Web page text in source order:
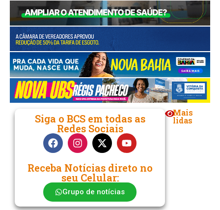
Siga o BCS em todas as
Redes Sociais
Receba Notícias direto no
seu Celular:
Grupo de notícias
Mais
lidas